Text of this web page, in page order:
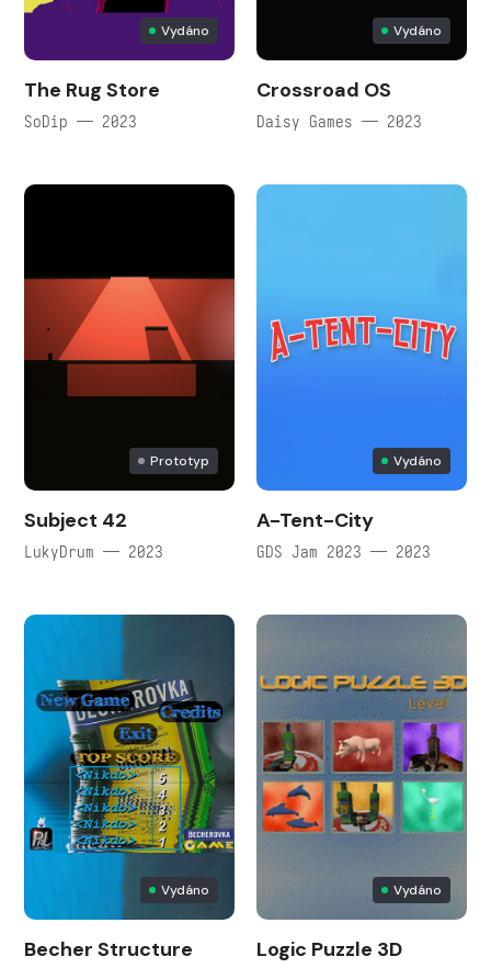
Vydáno
The Rug Store
SoDip — 2023
Vydáno
Crossroad OS
Daisy Games — 2023
Prototyp
Subject 42
LukyDrum — 2023
Vydáno
A-Tent-City
GDS Jam 2023 — 2023
Vydáno
Becher Structure
Vydáno
Logic Puzzle 3D